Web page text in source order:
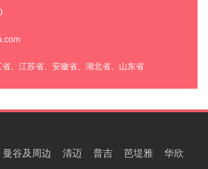
、江苏省、安徽省、湖北省、山东省
曼谷及周边 清迈 普吉 芭堤雅 华欣